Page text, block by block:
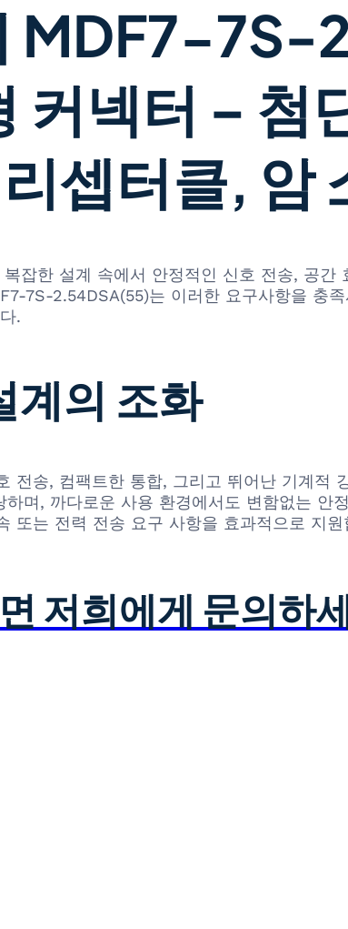
MDF7-7S-
커넥터 – 첨
셉터클, 암
잡한 설계 속에서 안정적인 신호 전송, 공간
7S-2.54DSA(55)는 이러한 요구사항을 충
.
계의 조화
전송, 컴팩트한 통합, 그리고 뛰어난 기계적
며, 까다로운 사용 환경에서도 변함없는 안
또는 전력 전송 요구 사항을 효과적으로 지원
저희에게 문의하